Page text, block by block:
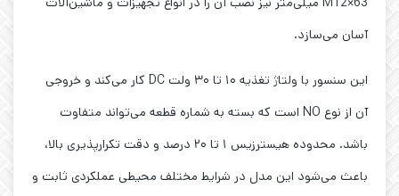
آسان می‌سازد.
این سنسور با ولتاژ تغذیه ۱۰ تا ۳۰ ولت DC کار می‌کند و خروجی
آن از نوع NO است که بسته به شماره قطعه می‌تواند متفاوت
باشد. محدوده هیسترزیس ۱ تا ۲۰ درصد و دقت تکرارپذیری بالا،
باعث می‌شود این مدل در شرایط مختلف محیطی عملکردی ثابت و